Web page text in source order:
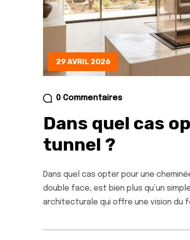
29 AVRIL 2026
0 Commentaires
Dans quel cas
tunnel ?
Dans quel cas opter pour une
double face, est bien plus qu’un
architecturale qui offre une vision du